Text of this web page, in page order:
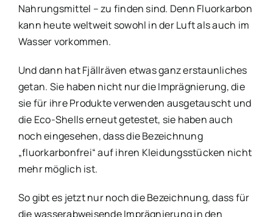
Nahrungsmittel – zu finden sind. Denn Fluorkarbon
kann heute weltweit sowohl in der Luft als auch im
Wasser vorkommen.
Und dann hat Fjällräven etwas ganz erstaunliches
getan. Sie haben nicht nur die Imprägnierung, die
sie für ihre Produkte verwenden ausgetauscht und
die Eco-Shells erneut getestet, sie haben auch
noch eingesehen, dass die Bezeichnung
„fluorkarbonfrei“ auf ihren Kleidungsstücken nicht
mehr möglich ist.
So gibt es jetzt nur noch die Bezeichnung, dass für
die wasserabweisende Imprägnierung in den